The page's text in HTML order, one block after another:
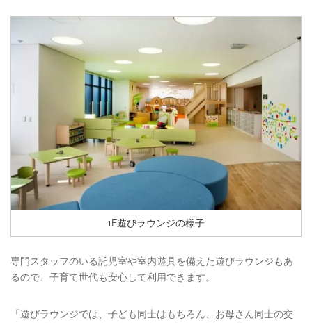
1F遊びラウンジの様子
専門スタッフのいる託児室や室内遊具を備えた遊びラウンジもあ
るので、子育て世代も安心して利用できます。
「遊びラウンジでは、子ども同士はもちろん、お母さん同士の交